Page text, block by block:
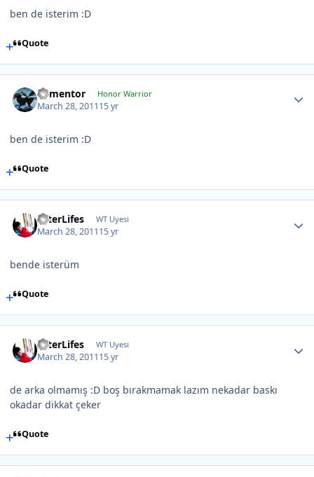
ben de isterim :D
Quote
dementor Honor Warrior
March 28, 201115 yr
ben de isterim :D
Quote
AfterLifes WT Uyesi
March 28, 201115 yr
bende isterüm
Quote
AfterLifes WT Uyesi
March 28, 201115 yr
de arka olmamış :D boş bırakmamak lazım nekadar baskı
okadar dikkat çeker
Quote